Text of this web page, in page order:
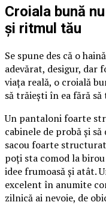
Croiala bună
și ritmul tău
Se spune des că o
adevărat, desigur, dar
viața reală, o croială
să trăiești în ea fără să
Un pantaloni foarte
cabinele de probă și
sacou foarte
poți sta comod la
idee frumoasă și atât.
excelent în anumite
zilnică ai nevoie, de